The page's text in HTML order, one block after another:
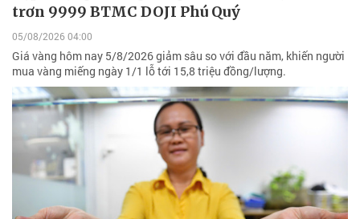
trơn 9999 BTMC DOJI Phú Quý
05/08/2026 04:00
Giá vàng hôm nay 5/8/2026 giảm sâu so với đầu năm, khiến người
mua vàng miếng ngày 1/1 lỗ tới 15,8 triệu đồng/lượng.